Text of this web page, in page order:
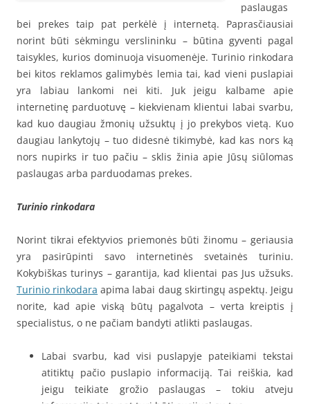
paslaugas
bei prekes taip pat perkėlė į internetą. Paprasčiausiai
norint būti sėkmingu verslininku – būtina gyventi pagal
taisykles, kurios dominuoja visuomenėje. Turinio rinkodara
bei kitos reklamos galimybės lemia tai, kad vieni puslapiai
yra labiau lankomi nei kiti. Juk jeigu kalbame apie
internetinę parduotuvę – kiekvienam klientui labai svarbu,
kad kuo daugiau žmonių užsuktų į jo prekybos vietą. Kuo
daugiau lankytojų – tuo didesnė tikimybė, kad kas nors ką
nors nupirks ir tuo pačiu – sklis žinia apie Jūsų siūlomas
paslaugas arba parduodamas prekes.
Turinio rinkodara
Norint tikrai efektyvios priemonės būti žinomu – geriausia
yra pasirūpinti savo internetinės svetainės turiniu.
Kokybiškas turinys – garantija, kad klientai pas Jus užsuks.
Turinio rinkodara apima labai daug skirtingų aspektų. Jeigu
norite, kad apie viską būtų pagalvota – verta kreiptis į
specialistus, o ne pačiam bandyti atlikti paslaugas.
Labai svarbu, kad visi puslapyje pateikiami tekstai
atitiktų pačio puslapio informaciją. Tai reiškia, kad
jeigu teikiate grožio paslaugas – tokiu atveju